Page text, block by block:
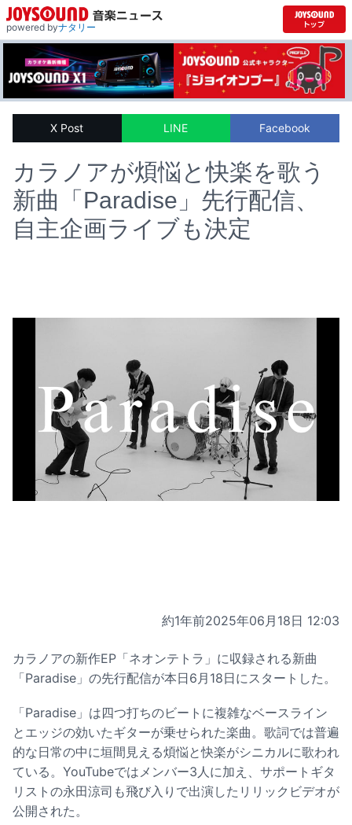
powered byナタリー
X Post LINE Facebook
カラノアが煩悩と快楽を歌う
新曲「Paradise」先行配信、
自主企画ライブも決定
約1年前2025年06月18日 12:03
カラノアの新作EP「ネオンテトラ」に収録される新曲
「Paradise」の先行配信が本日6月18日にスタートした。
「Paradise」は四つ打ちのビートに複雑なベースライン
とエッジの効いたギターが乗せられた楽曲。歌詞では普遍
的な日常の中に垣間見える煩悩と快楽がシニカルに歌われ
ている。YouTubeではメンバー3人に加え、サポートギタ
リストの永田涼司も飛び入りで出演したリリックビデオが
公開された。